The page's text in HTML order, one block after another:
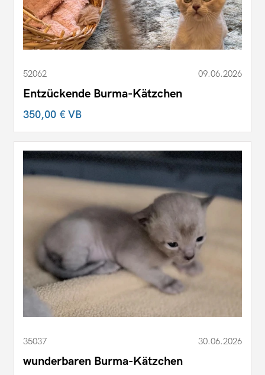
52062 09.06.2026
Entzückende Burma-Kätzchen
350,00 €VB
35037 30.06.2026
wunderbaren Burma-Kätzchen